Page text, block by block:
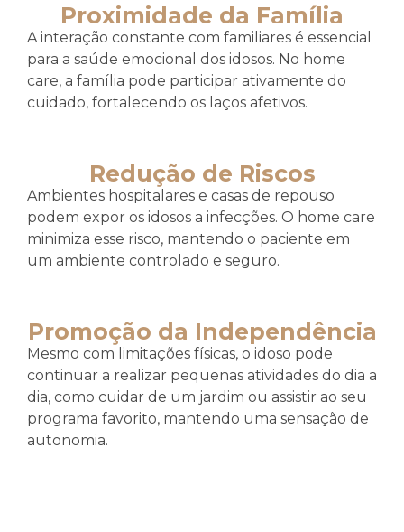
Proximidade da Família
A interação constante com familiares é essencial
para a saúde emocional dos idosos. No home
care, a família pode participar ativamente do
cuidado, fortalecendo os laços afetivos.
Redução de Riscos
Ambientes hospitalares e casas de repouso
podem expor os idosos a infecções. O home care
minimiza esse risco, mantendo o paciente em
um ambiente controlado e seguro.
Promoção da Independência
Mesmo com limitações físicas, o idoso pode
continuar a realizar pequenas atividades do dia a
dia, como cuidar de um jardim ou assistir ao seu
programa favorito, mantendo uma sensação de
autonomia.